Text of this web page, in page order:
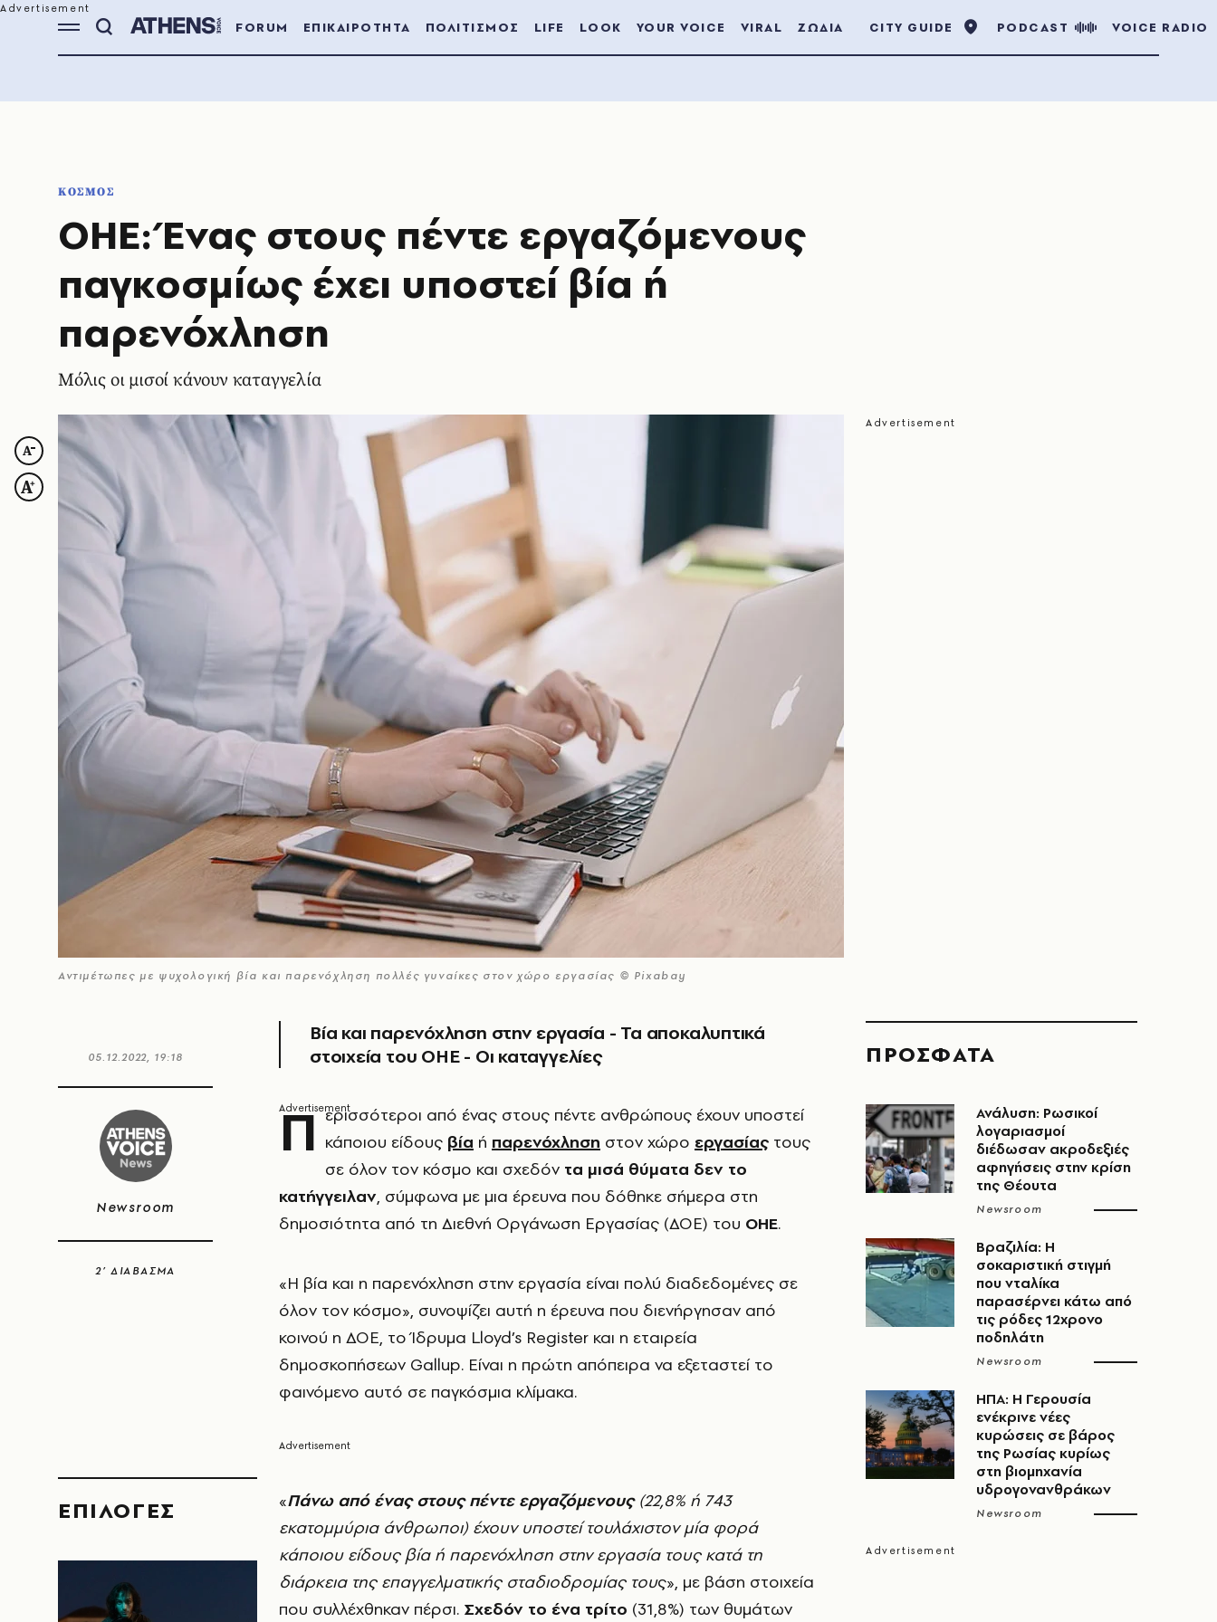
FORUM ΕΠΙΚΑΙΡΟΤΗΤΑ ΠΟΛΙΤΙΣΜΟΣ LIFE LOOK YOUR VOICE VIRAL ΖΩΔΙΑ CITY GUIDE PODCAST VOICE RADIO
ΚΟΣΜΟΣ
ΟΗΕ: Ένας στους πέντε εργαζόμενους
παγκοσμίως έχει υποστεί βία ή
παρενόχληση
Μόλις οι μισοί κάνουν καταγγελία
Αντιμέτωπες με ψυχολογική βία και παρενόχληση πολλές γυναίκες στον χώρο εργασίας © Pixabay
05.12.2022, 19:18
Newsroom
2’ ΔΙΑΒΑΣΜΑ
EΠΙΛΟΓΈΣ
Βία και παρενόχληση στην εργασία - Τα αποκαλυπτικά
στοιχεία του ΟΗΕ - Οι καταγγελίες
Π ερισσότεροι από ένας στους πέντε ανθρώπους έχουν υποστεί
κάποιου είδους βία ή παρενόχληση στον χώρο εργασίας τους
σε όλον τον κόσμο και σχεδόν τα μισά θύματα δεν το
κατήγγειλαν, σύμφωνα με μια έρευνα που δόθηκε σήμερα στη
δημοσιότητα από τη Διεθνή Οργάνωση Εργασίας (ΔΟΕ) του ΟΗΕ.
«Η βία και η παρενόχληση στην εργασία είναι πολύ διαδεδομένες σε
όλον τον κόσμο», συνοψίζει αυτή η έρευνα που διενήργησαν από
κοινού η ΔΟΕ, το Ίδρυμα Lloyd’s Register και η εταιρεία
δημοσκοπήσεων Gallup. Είναι η πρώτη απόπειρα να εξεταστεί το
φαινόμενο αυτό σε παγκόσμια κλίμακα.
«Πάνω από ένας στους πέντε εργαζόμενους(22,8% ή 743
εκατομμύρια άνθρωποι) έχουν υποστεί τουλάχιστον μία φορά
κάποιου είδους βία ή παρενόχληση στην εργασία τους κατά τη
διάρκεια της επαγγελματικής σταδιοδρομίας τους», με βάση στοιχεία
που συλλέχθηκαν πέρσι. Σχεδόν το ένα τρίτο (31,8%) των θυμάτων
ΠΡΟΣΦΑΤΑ
Ανάλυση: Ρωσικοί
λογαριασμοί
διέδωσαν ακροδεξιές
αφηγήσεις στην κρίση
της Θέουτα
Newsroom
Βραζιλία: Η
σοκαριστική στιγμή
που νταλίκα
παρασέρνει κάτω από
τις ρόδες 12χρονο
ποδηλάτη
Newsroom
ΗΠΑ: Η Γερουσία
ενέκρινε νέες
κυρώσεις σε βάρος
της Ρωσίας κυρίως
στη βιομηχανία
υδρογονανθράκων
Newsroom